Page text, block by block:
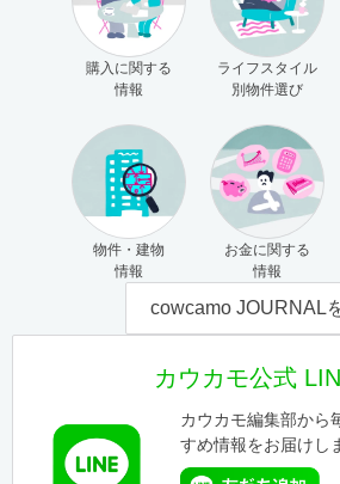
購入に関する
情報
ライフスタイル
別物件選び
物件・建物
情報
お金に関する
情報
cowcamo JOURNAL
カウカモ公式
カウカモ編集部から
すめ情報をお届けし